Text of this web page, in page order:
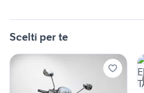
Scelti per te